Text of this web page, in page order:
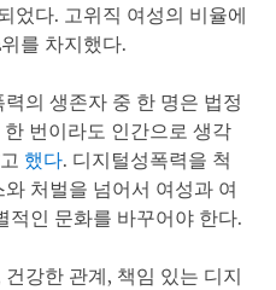
었다. 고위직 여성의 비율에
를 차지했다.
의 생존자 중 한 명은 법정
번이라도 인간으로 생각
했다. 디지털성폭력을 척
처벌을 넘어서 여성과 여
적인 문화를 바꾸어야 한다.
강한 관계, 책임 있는 디지